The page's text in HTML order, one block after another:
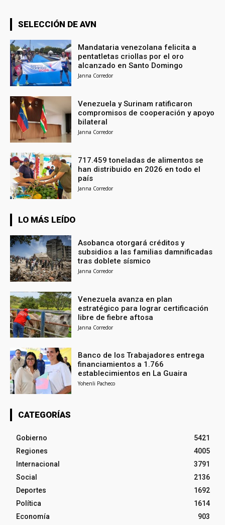
SELECCIÓN DE AVN
Mandataria venezolana felicita a
pentatletas criollas por el oro
alcanzado en Santo Domingo
Janna Corredor
Venezuela y Surinam ratificaron
compromisos de cooperación y apoyo
bilateral
Janna Corredor
717.459 toneladas de alimentos se
han distribuido en 2026 en todo el
país
Janna Corredor
LO MÁS LEÍDO
Asobanca otorgará créditos y
subsidios a las familias damnificadas
tras doblete sísmico
Janna Corredor
Venezuela avanza en plan
estratégico para lograr certificación
libre de fiebre aftosa
Janna Corredor
Banco de los Trabajadores entrega
financiamientos a 1.766
establecimientos en La Guaira
Yohenli Pacheco
CATEGORÍAS
Gobierno
5421
Regiones
4005
Internacional
3791
Social
2136
Deportes
1692
Política
1614
Economía
903